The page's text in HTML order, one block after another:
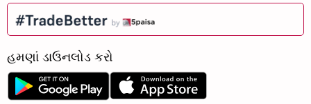
હમણાં ડાઉનલોડ કરો